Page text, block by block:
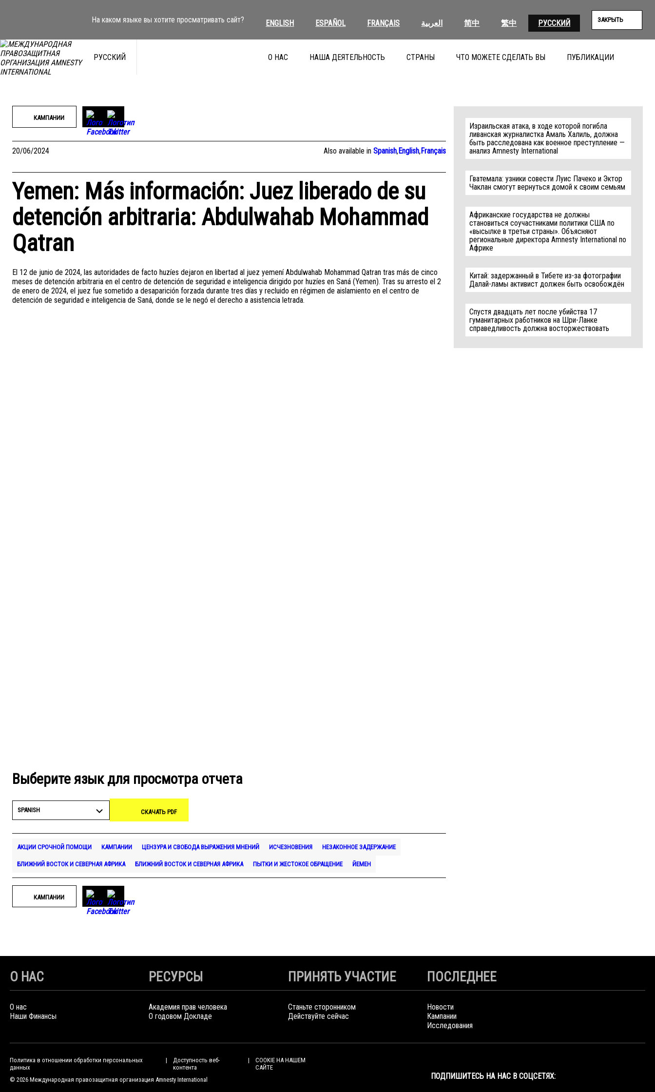
На каком языке вы хотите просматривать сайт? ENGLISH ESPAÑOL FRANÇAIS العربية 简中 繁中 РУССКИЙ ЗАКРЫТЬ
РУССКИЙ О НАС НАША ДЕЯТЕЛЬНОСТЬ СТРАНЫ ЧТО МОЖЕТЕ СДЕЛАТЬ ВЫ ПУБЛИКАЦИИ
КАМПАНИИ
20/06/2024 Also available inSpanish,English,Français
Yemen: Más información: Juez liberado de su
detención arbitraria: Abdulwahab Mohammad
Qatran
El 12 de junio de 2024, las autoridades de facto huzíes dejaron en libertad al juez yemení Abdulwahab Mohammad Qatran tras más de cinco
meses de detención arbitraria en el centro de detención de seguridad e inteligencia dirigido por huzíes en Saná (Yemen). Tras su arresto el 2
de enero de 2024, el juez fue sometido a desaparición forzada durante tres días y recluido en régimen de aislamiento en el centro de
detención de seguridad e inteligencia de Saná, donde se le negó el derecho a asistencia letrada.
Выберите язык для просмотра отчета
SPANISH СКАЧАТЬ PDF
АКЦИИ СРОЧНОЙ ПОМОЩИ КАМПАНИИ ЦЕНЗУРА И СВОБОДА ВЫРАЖЕНИЯ МНЕНИЙ ИСЧЕЗНОВЕНИЯ НЕЗАКОННОЕ ЗАДЕРЖАНИЕ
БЛИЖНИЙ ВОСТОК И СЕВЕРНАЯ АФРИКА БЛИЖНИЙ ВОСТОК И СЕВЕРНАЯ АФРИКА ПЫТКИ И ЖЕСТОКОЕ ОБРАЩЕНИЕ ЙЕМЕН
КАМПАНИИ
Израильская атака, в ходе которой погибла
ливанская журналистка Амаль Халиль, должна
быть расследована как военное преступление —
анализ Amnesty International
Гватемала: узники совести Луис Пачеко и Эктор
Чаклан смогут вернуться домой к своим семьям
Африканские государства не должны
становиться соучастниками политики США по
«высылке в третьи страны». Объясняют
региональные директора Amnesty International по
Африке
Китай: задержанный в Тибете из-за фотографии
Далай-ламы активист должен быть освобождён
Спустя двадцать лет после убийства 17
гуманитарных работников на Шри-Ланке
справедливость должна восторжествовать
О НАС
О нас
Наши Финансы
РЕСУРСЫ
Академия прав человека
О годовом Докладе
ПРИНЯТЬ УЧАСТИЕ
Станьте сторонником
Действуйте сейчас
ПОСЛЕДНЕЕ
Новости
Кампании
Исследования
Политика в отношении обработки персональных
данных
Доступность веб-
контента
COOKIE НА НАШЕМ
САЙТЕ
© 2026 Международная правозащитная организация Amnesty International
ПОДПИШИТЕСЬ НА НАС В СОЦСЕТЯХ: